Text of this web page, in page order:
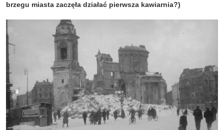
brzegu miasta zaczęła działać pierwsza kawiarnia?)